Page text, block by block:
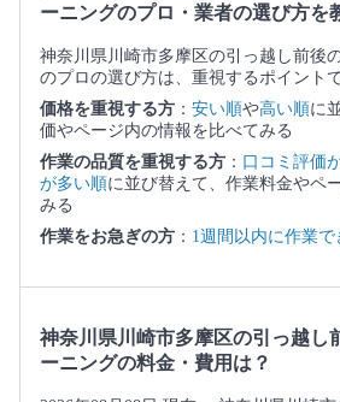
ーニングのプロ・業者の選び方を
神奈川県川崎市多摩区の引っ越し前後
のプロの選び方は、重視するポイント
価格を重視する方 ： 安い順や高い順に
価やページ内の情報を比べてみる
作業の品質を重視する方 ： 口コミ評価
が多い順に並び替えて、作業料金やペ
みる
作業をお急ぎの方 ： 1週間以内に作業で
神奈川県川崎市多摩区の引っ越し
ーニングの料金・費用は？